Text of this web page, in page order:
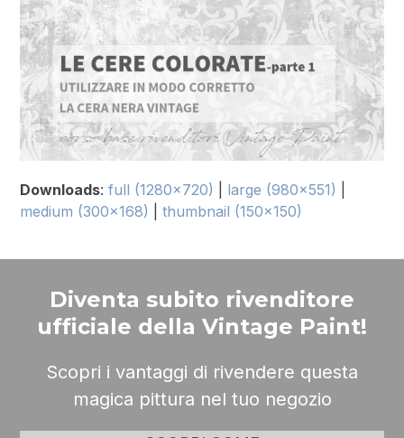
Downloads:full (1280x720) large (980x551)
medium (300x168)
|thumbnail (150x150)
Diventa subito rivenditore
ufficiale della Vintage Paint!
Scopri i vantaggi di rivendere questa
magica pittura nel tuo negozio